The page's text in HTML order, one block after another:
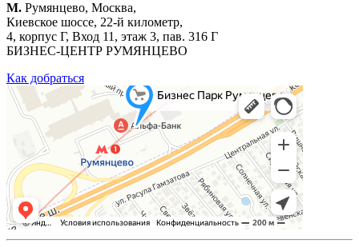
М. Румянцево, Москва,
Киевское шоссе, 22-й километр,
4, корпус Г, Вход 11, этаж 3, пав. 316 Г
БИЗНЕС-ЦЕНТР РУМЯНЦЕВО
Как добраться